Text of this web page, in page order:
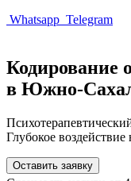
Whatsapp Telegram
Кодирование
в Южно-
Глубокое
Оставить заявку